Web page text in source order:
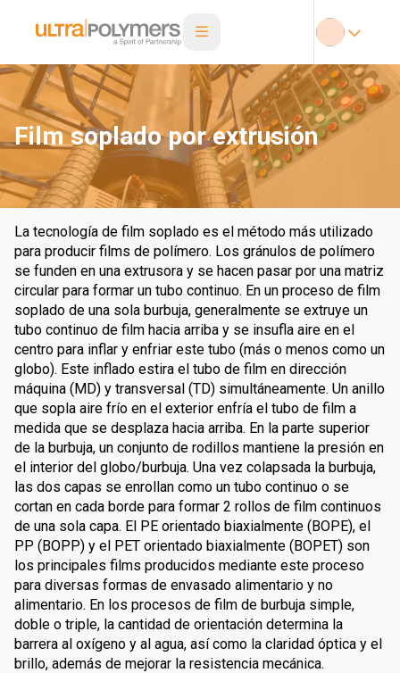
Film soplado por extrusión
La tecnología de film soplado es el método más utilizado
para producir films de polímero. Los gránulos de polímero
se funden en una extrusora y se hacen pasar por una matriz
circular para formar un tubo continuo. En un proceso de film
soplado de una sola burbuja, generalmente se extruye un
tubo continuo de film hacia arriba y se insufla aire en el
centro para inflar y enfriar este tubo (más o menos como un
globo). Este inflado estira el tubo de film en dirección
máquina (MD) y transversal (TD) simultáneamente. Un anillo
que sopla aire frío en el exterior enfría el tubo de film a
medida que se desplaza hacia arriba. En la parte superior
de la burbuja, un conjunto de rodillos mantiene la presión en
el interior del globo/burbuja. Una vez colapsada la burbuja,
las dos capas se enrollan como un tubo continuo o se
cortan en cada borde para formar 2 rollos de film continuos
de una sola capa. El PE orientado biaxialmente (BOPE), el
PP (BOPP) y el PET orientado biaxialmente (BOPET) son
los principales films producidos mediante este proceso
para diversas formas de envasado alimentario y no
alimentario. En los procesos de film de burbuja simple,
doble o triple, la cantidad de orientación determina la
barrera al oxígeno y al agua, así como la claridad óptica y el
brillo, además de mejorar la resistencia mecánica.